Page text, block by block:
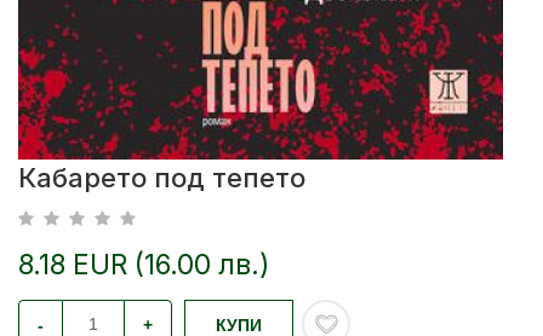
Кабарето под тепето
8.18 EUR (16.00 лв.)
- + КУПИ